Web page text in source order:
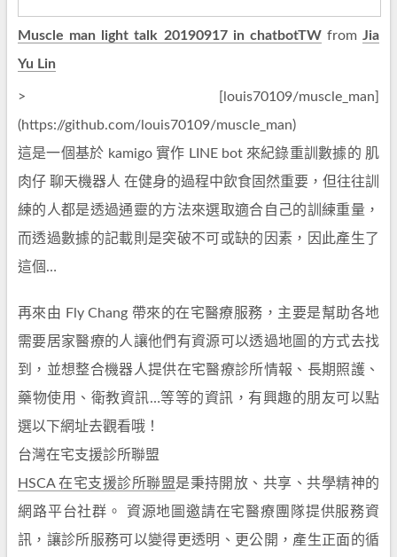
Muscle man light talk 20190917 in chatbotTW from Jia
Yu Lin
> [louis70109/muscle_man]
(https://github.com/louis70109/muscle_man)
這是一個基於 kamigo 實作 LINE bot 來紀錄重訓數據的 肌
肉仔 聊天機器人 在健身的過程中飲食固然重要，但往往訓
練的人都是透過通靈的方法來選取適合自己的訓練重量，
而透過數據的記載則是突破不可或缺的因素，因此產生了
這個…
再來由 Fly Chang 帶來的在宅醫療服務，主要是幫助各地
需要居家醫療的人讓他們有資源可以透過地圖的方式去找
到，並想整合機器人提供在宅醫療診所情報、長期照護、
藥物使用、衛教資訊…等等的資訊，有興趣的朋友可以點
選以下網址去觀看哦！
台灣在宅支援診所聯盟
HSCA 在宅支援診所聯盟是秉持開放、共享、共學精神的
網路平台社群。 資源地圖邀請在宅醫療團隊提供服務資
訊，讓診所服務可以變得更透明、更公開，產生正面的循